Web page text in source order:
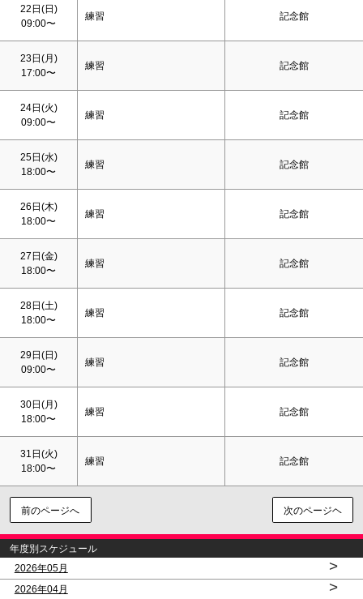
22日(日)
09:00〜
練習 記念館
23日(月)
17:00〜
練習 記念館
24日(火)
09:00〜
練習 記念館
25日(水)
18:00〜
練習 記念館
26日(木)
18:00〜
練習 記念館
27日(金)
18:00〜
練習 記念館
28日(土)
18:00〜
練習 記念館
29日(日)
09:00〜
練習 記念館
30日(月)
18:00〜
練習 記念館
31日(火)
18:00〜
練習 記念館
前のページへ 次のページヘ
年度別スケジュール
2026年05月
>
2026年04月 >